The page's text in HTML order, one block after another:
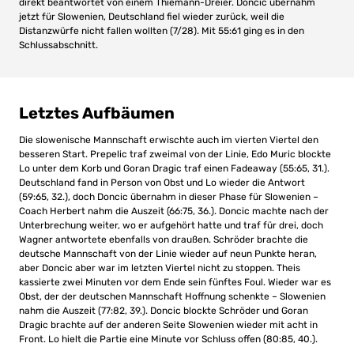
direkt beantwortet von einem Thiemann-Dreier. Doncic übernahm
jetzt für Slowenien, Deutschland fiel wieder zurück, weil die
Distanzwürfe nicht fallen wollten (7/28). Mit 55:61 ging es in den
Schlussabschnitt.
Letztes Aufbäumen
Die slowenische Mannschaft erwischte auch im vierten Viertel den
besseren Start. Prepelic traf zweimal von der Linie, Edo Muric blockte
Lo unter dem Korb und Goran Dragic traf einen Fadeaway (55:65, 31.).
Deutschland fand in Person von Obst und Lo wieder die Antwort
(59:65, 32.), doch Doncic übernahm in dieser Phase für Slowenien –
Coach Herbert nahm die Auszeit (66:75, 36.). Doncic machte nach der
Unterbrechung weiter, wo er aufgehört hatte und traf für drei, doch
Wagner antwortete ebenfalls von draußen. Schröder brachte die
deutsche Mannschaft von der Linie wieder auf neun Punkte heran,
aber Doncic aber war im letzten Viertel nicht zu stoppen. Theis
kassierte zwei Minuten vor dem Ende sein fünftes Foul. Wieder war es
Obst, der der deutschen Mannschaft Hoffnung schenkte – Slowenien
nahm die Auszeit (77:82, 39.). Doncic blockte Schröder und Goran
Dragic brachte auf der anderen Seite Slowenien wieder mit acht in
Front. Lo hielt die Partie eine Minute vor Schluss offen (80:85, 40.).